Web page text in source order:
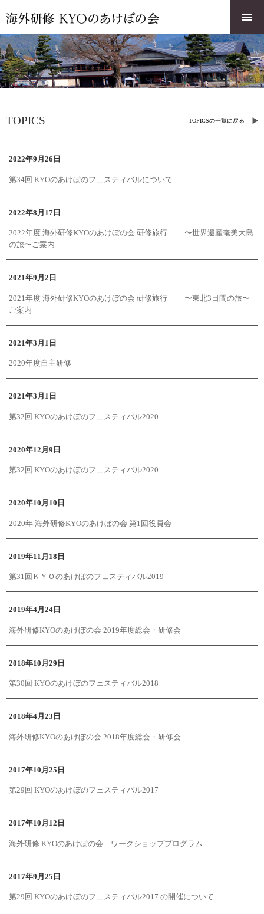
TOPICS TOPICSの一覧に戻る
2022年9月26日
第34回 KYOのあけぼのフェスティバルについて
2022年8月17日
2022年度 海外研修KYOのあけぼの会 研修旅行 〜世界遺産奄美大島
の旅〜ご案内
2021年9月2日
2021年度 海外研修KYOのあけぼの会 研修旅行 〜東北3日間の旅〜
ご案内
2021年3月1日
2020年度自主研修
2021年3月1日
第32回 KYOのあけぼのフェスティバル2020
2020年12月9日
第32回 KYOのあけぼのフェスティバル2020
2020年10月10日
2020年 海外研修KYOのあけぼの会 第1回役員会
2019年11月18日
第31回ＫＹＯのあけぼのフェスティバル2019
2019年4月24日
海外研修KYOのあけぼの会 2019年度総会・研修会
2018年10月29日
第30回 KYOのあけぼのフェスティバル2018
2018年4月23日
海外研修KYOのあけぼの会 2018年度総会・研修会
2017年10月25日
第29回 KYOのあけぼのフェスティバル2017
2017年10月12日
海外研修 KYOのあけぼの会 ワークショッププログラム
2017年9月25日
第29回 KYOのあけぼのフェスティバル2017 の開催について